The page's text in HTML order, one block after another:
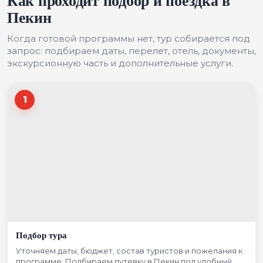
Пекин
Когда готовой программы нет, тур собирается под
запрос: подбираем даты, перелет, отель, документы,
экскурсионную часть и дополнительные услуги.
1
Подбор тура
Уточняем даты, бюджет, состав туристов и пожелания к